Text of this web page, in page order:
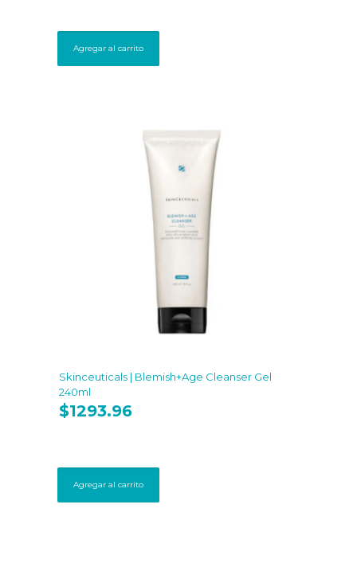
Agregar al carrito
Skinceuticals | Blemish+Age Cleanser Gel
240ml
$1293.96
Agregar al carrito